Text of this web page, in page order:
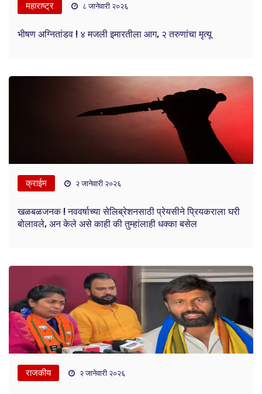
महाराष्ट्र ८ जानेवारी २०२६
भीषण अग्नितांडव ! ४ मजली इमारतीला आग, २ तरुणांचा मृत्यू
क्राईम २ जानेवारी २०२६
खळबळजनक ! नववर्षाच्या सेलिब्रेशनसाठी प्रेयसीने प्रियकराला घरी
बोलावले, अन केले असे काही की तुम्हांलाही धक्का बसेल
राजकीय २ जानेवारी २०२६